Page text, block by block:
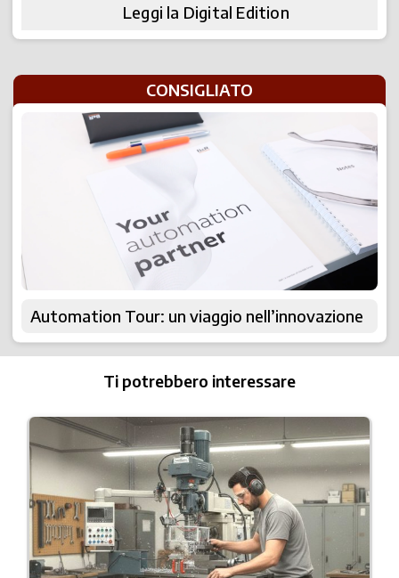
Leggi la Digital Edition
CONSIGLIATO
Automation Tour: un viaggio nell’innovazione
Ti potrebbero interessare